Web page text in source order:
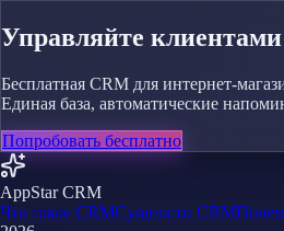
Управляйте
Бесплатная CRM для интернет-
Единая база, автоматические
Попробовать бесплатно
AppStar CRM
Что такое CRMСущности CRM